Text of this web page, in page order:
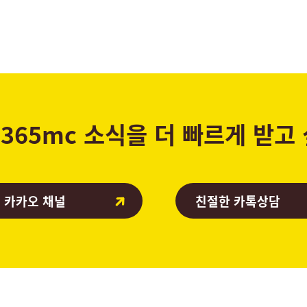
365mc 소식을 더 빠르게 받고
카오 채널 친절한 카톡상담